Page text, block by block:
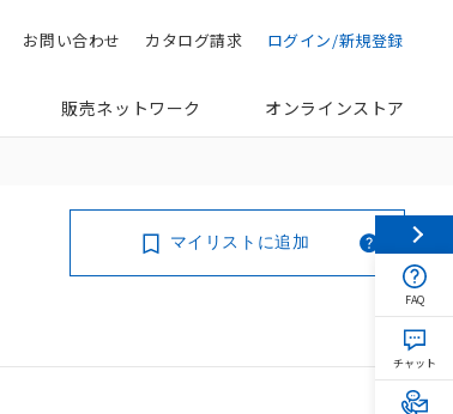
検索 ログイン/新規登録
カタログ請求
お問い合わせ
販売ネットワーク オンラインストア
マイリストに追加
FAQ
チャット